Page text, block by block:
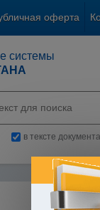
оферта
системы
в тексте документа